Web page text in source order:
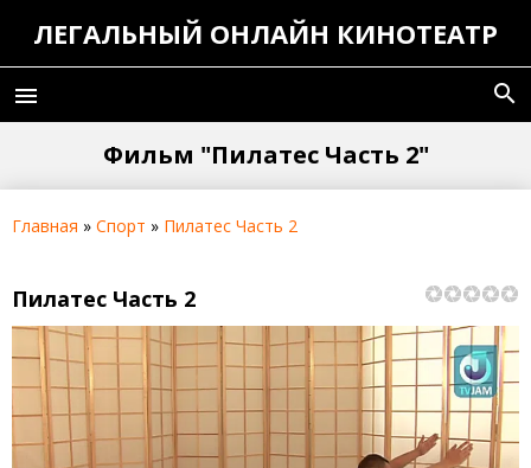
ЛЕГАЛЬНЫЙ ОНЛАЙН КИНОТЕАТР
menu search
Фильм "Пилатес Часть 2"
Главная » Спорт » Пилатес Часть 2
Пилатес Часть 2